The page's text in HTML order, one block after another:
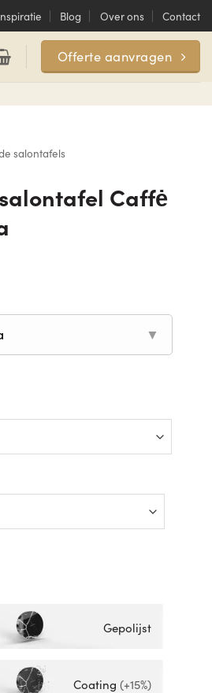
Blog Over ons Contact
Offerte aanvragen
salontafels
Caffė
▼
Gepolijst
Coating (+15%)